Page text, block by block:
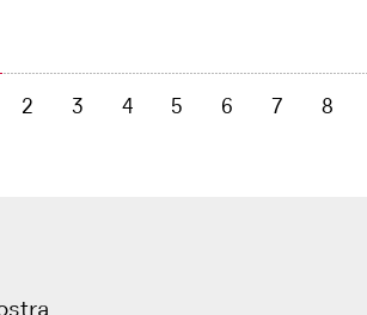
2 3 4 5 6 7 8